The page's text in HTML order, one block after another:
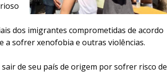
dos imigrantes comprometidas de acordo
a sofrer xenofobia e outras violências.
de seu país de origem por sofrer risco de